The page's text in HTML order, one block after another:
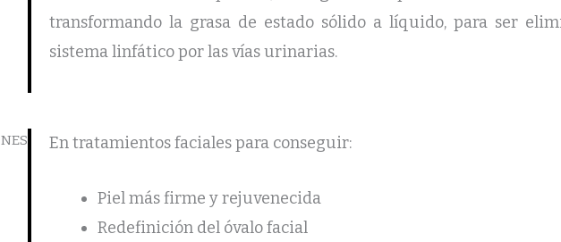
transformando la grasa de estado sólido a líquido, para ser
sistema linfático por las vías urinarias.
En tratamientos faciales para conseguir:
Piel más firme y rejuvenecida
Redefinición del óvalo facial